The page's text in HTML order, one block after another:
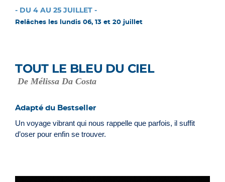
- DU 4 AU 25 JUILLET -
Relâches les lundis 06, 13 et 20 juillet
TOUT LE BLEU DU CIEL
De Mélissa Da Costa
Adapté du Bestseller
Un voyage vibrant qui nous rappelle que parfois, il suffit
d’oser pour enfin se trouver.